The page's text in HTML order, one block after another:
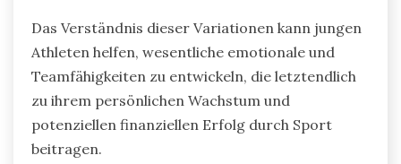
Das Verständnis dieser Variationen kann jungen
Athleten helfen, wesentliche emotionale und
Teamfähigkeiten zu entwickeln, die letztendlich
zu ihrem persönlichen Wachstum und
potenziellen finanziellen Erfolg durch Sport
beitragen.